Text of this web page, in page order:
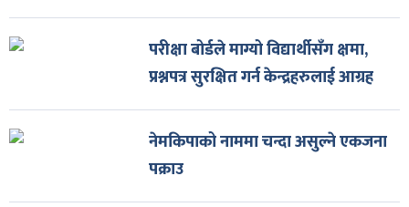
परीक्षा बोर्डले माग्यो विद्यार्थीसँग क्षमा,
प्रश्नपत्र सुरक्षित गर्न केन्द्रहरुलाई आग्रह
नेमकिपाको नाममा चन्दा असुल्ने एकजना
पक्राउ